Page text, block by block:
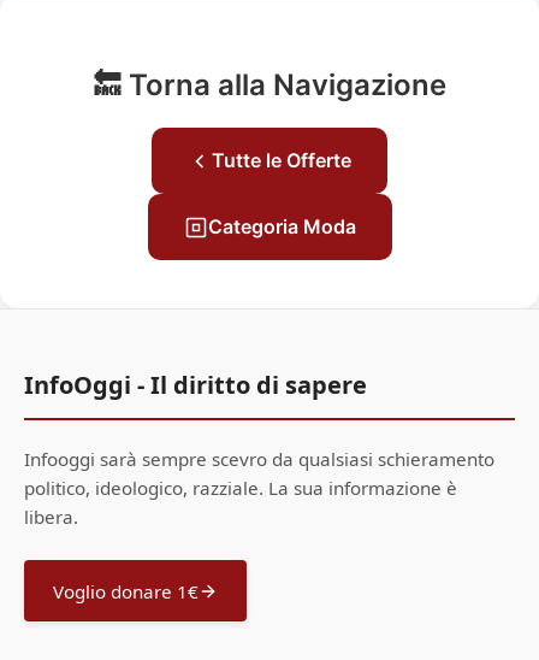
🔙 Torna alla Navigazione
Tutte le Offerte
Categoria Moda
InfoOggi - Il diritto di sapere
Infooggi sarà sempre scevro da qualsiasi schieramento
politico, ideologico, razziale. La sua informazione è
libera.
Voglio donare 1€